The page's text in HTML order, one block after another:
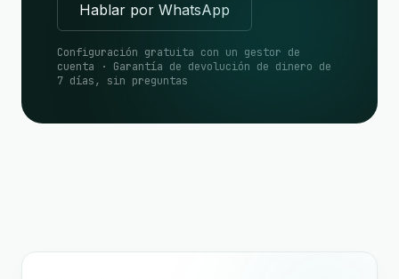
Hablar por WhatsApp
Configuración gratuita con un gestor de
cuenta · Garantía de devolución de dinero de
7 días, sin preguntas